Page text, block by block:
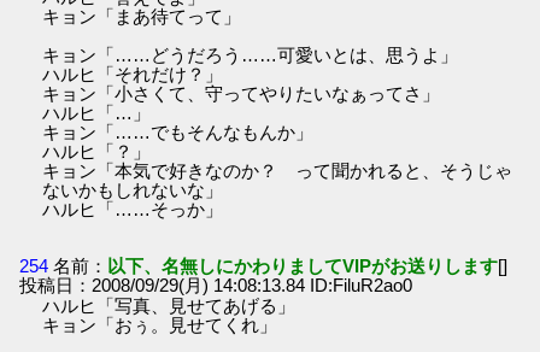
キョン「まあ待てって」
キョン「……どうだろう……可愛いとは、思うよ」
ハルヒ「それだけ？」
キョン「小さくて、守ってやりたいなぁってさ」
ハルヒ「…」
キョン「……でもそんなもんか」
ハルヒ「？」
キョン「本気で好きなのか？ って聞かれると、そうじゃ
ないかもしれないな」
ハルヒ「……そっか」
254 名前： 以下、名無しにかわりましてVIPがお送りします[]
投稿日：2008/09/29(月) 14:08:13.84 ID:FiluR2ao0
ハルヒ「写真、見せてあげる」
キョン「おぅ。見せてくれ」